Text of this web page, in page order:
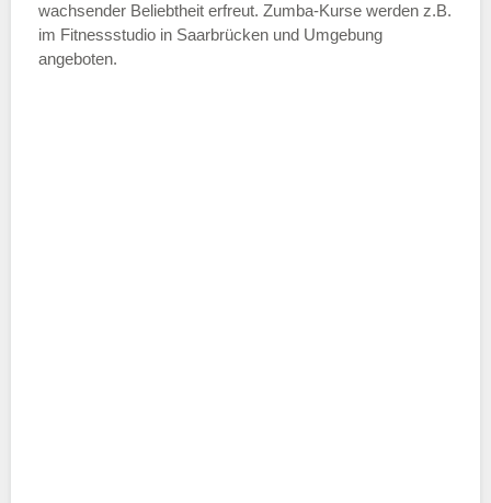
wachsender Beliebtheit erfreut. Zumba-Kurse werden z.B.
im Fitnessstudio in Saarbrücken und Umgebung
angeboten.